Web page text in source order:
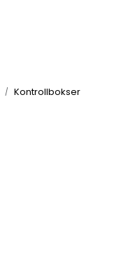
Kontrollbokser